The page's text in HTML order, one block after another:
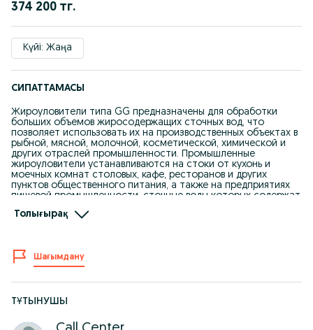
374 200 тг.
Күйі: Жаңа
СИПАТТАМАСЫ
Жироуловители типа GG предназначены для обработки
больших объемов жиросодержащих сточных вод, что
позволяет использовать их на производственных объектах в
рыбной, мясной, молочной, косметической, химической и
других отраслей промышленности. Промышленные
жироуловители устанавливаются на стоки от кухонь и
моечных комнат столовых, кафе, ресторанов и других
пунктов общественного питания, а также на предприятиях
пищевой промышленности, сточные воды которых содержат
жироуловитель отличается повышенной пропускной
обслуживающего персонала. Являясь первичным элементом
очистки, жироуловитель может использоваться
самостоятельно или же как составная часть очистных
сооружений.
удельной плотности частиц жира/масла и воды. Так как
поверхность. При этом более тяжелые частицы оседают на
Толығырақ
Шағымдану
ТҰТЫНУШЫ